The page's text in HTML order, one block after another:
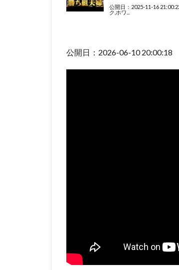
公開日：2026-06-10 20:00:18